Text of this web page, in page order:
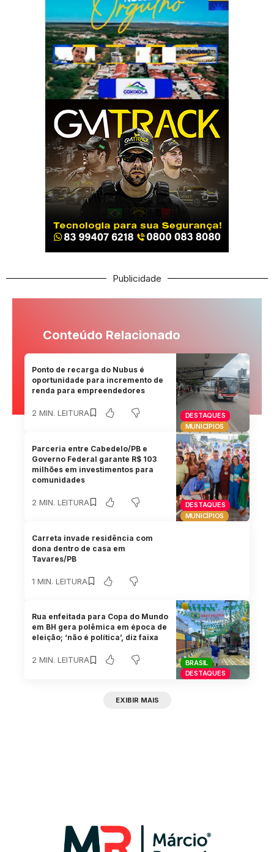
Publicidade
Conteúdo Relacionado
DESTAQUES
MUNICÍPIOS
Ponto de recarga do Nubus é
oportunidade para incremento de
renda para empreendedores
2 MIN. LEITURA
DESTAQUES
MUNICÍPIOS
Parceria entre Cabedelo/PB e
Governo Federal garante R$ 103
milhões em investimentos para
comunidades
2 MIN. LEITURA
Carreta invade residência com
dona dentro de casa em
Tavares/PB
1 MIN. LEITURA
BRASIL
DESTAQUES
Rua enfeitada para Copa do Mundo
em BH gera polêmica em época de
eleição; ‘não é política’, diz faixa
2 MIN. LEITURA
EXIBIR MAIS